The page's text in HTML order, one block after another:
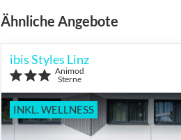
Ähnliche Angebote
ibis Styles Linz
Animod
Sterne
INKL. WELLNESS